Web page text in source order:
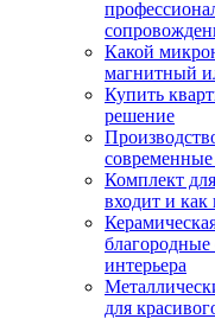
Какой
магнитный
Купить
решение
Комплект
входит и как
благородные
интерьера
для